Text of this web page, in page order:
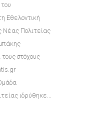
Εθελοντική
Πολιτείας
στόχους
ιδρύθηκε...